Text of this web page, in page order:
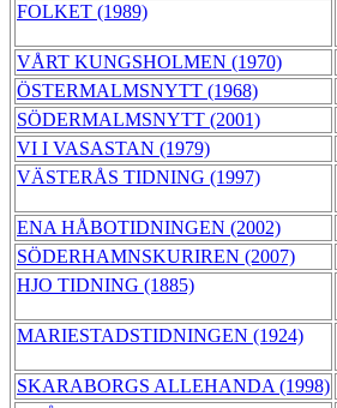
FOLKET (1989)
VÅRT KUNGSHOLMEN (1970)
ÖSTERMALMSNYTT (1968)
SÖDERMALMSNYTT (2001)
VI I VASASTAN (1979)
VÄSTERÅS TIDNING (1997)
ENA HÅBOTIDNINGEN (2002)
SÖDERHAMNSKURIREN (2007)
HJO TIDNING (1885)
MARIESTADSTIDNINGEN (1924)
SKARABORGS ALLEHANDA (1998)